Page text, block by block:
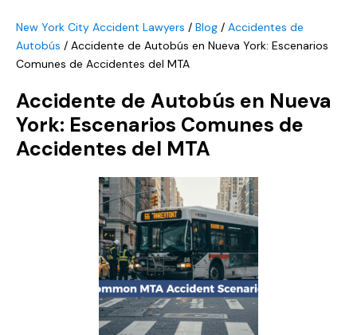
New York City Accident Lawyers / Blog / Accidentes de
Autobús / Accidente de Autobús en Nueva York: Escenarios
Comunes de Accidentes del MTA
Accidente de Autobús en Nueva
York: Escenarios Comunes de
Accidentes del MTA